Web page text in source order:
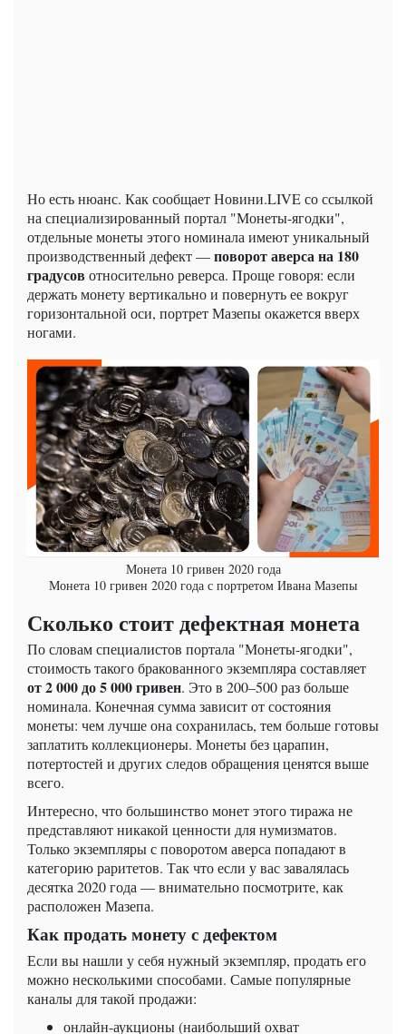
Но есть нюанс. Как сообщает Новини.LIVE со ссылкой
на специализированный портал "Монеты-ягодки",
отдельные монеты этого номинала имеют уникальный
производственный дефект —поворот аверса на 180
градусов относительно реверса. Проще говоря: если
держать монету вертикально и повернуть ее вокруг
горизонтальной оси, портрет Мазепы окажется вверх
ногами.
Монета 10 гривен 2020 года
Монета 10 гривен 2020 года с портретом Ивана Мазепы
Сколько стоит дефектная монета
По словам специалистов портала "Монеты-ягодки",
стоимость такого бракованного экземпляра составляет
от 2 000 до 5 000 гривен. Это в 200–500 раз больше
номинала. Конечная сумма зависит от состояния
монеты: чем лучше она сохранилась, тем больше готовы
заплатить коллекционеры. Монеты без царапин,
потертостей и других следов обращения ценятся выше
всего.
Интересно, что большинство монет этого тиража не
представляют никакой ценности для нумизматов.
Только экземпляры с поворотом аверса попадают в
категорию раритетов. Так что если у вас завалялась
десятка 2020 года — внимательно посмотрите, как
расположен Мазепа.
Как продать монету с дефектом
Если вы нашли у себя нужный экземпляр, продать его
можно несколькими способами. Самые популярные
каналы для такой продажи:
онлайн-аукционы (наибольший охват